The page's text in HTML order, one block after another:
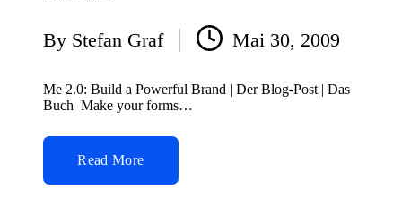
Posted
by
By Stefan Graf Mai 30, 2009
Me 2.0: Build a Powerful Brand | Der Blog-Post | Das
Buch Make your forms…
Read More